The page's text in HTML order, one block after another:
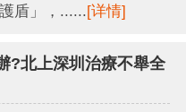
盾」，......[详情]
?北上深圳治療不舉全